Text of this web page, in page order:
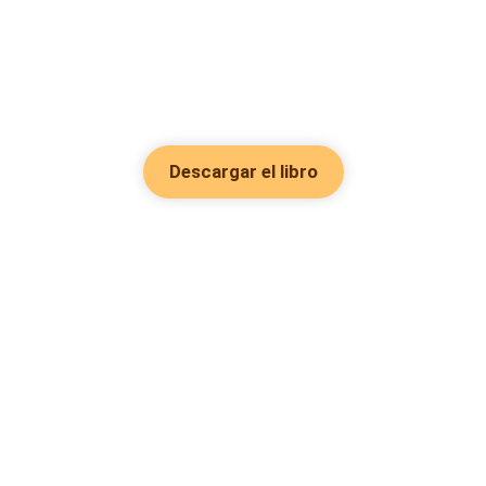
Descargar el libro